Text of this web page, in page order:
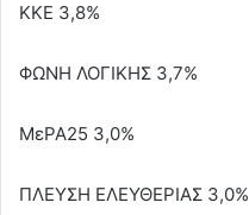
ΚΚΕ 3,8%
ΦΩΝΗ ΛΟΓΙΚΗΣ 3,7%
ΜεΡΑ25 3,0%
ΠΛΕΥΣΗ ΕΛΕΥΘΕΡΙΑΣ 3,0%